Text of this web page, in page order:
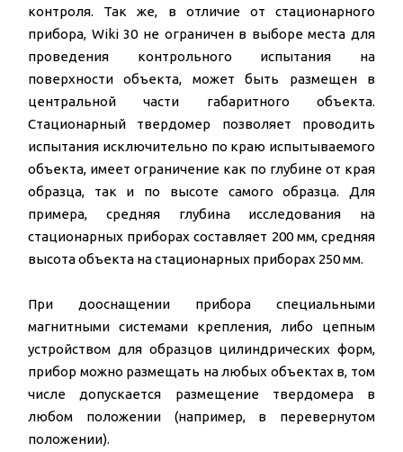
контроля. Так же, в отличие от стационарного
прибора, Wiki 30 не ограничен в выборе места для
проведения контрольного испытания на
поверхности объекта, может быть размещен в
центральной части габаритного объекта.
Стационарный твердомер позволяет проводить
испытания исключительно по краю испытываемого
объекта, имеет ограничение как по глубине от края
образца, так и по высоте самого образца. Для
примера, средняя глубина исследования на
стационарных приборах составляет 200 мм, средняя
высота объекта на стационарных приборах 250 мм.
При дооснащении прибора специальными
магнитными системами крепления, либо цепным
устройством для образцов цилиндрических форм,
прибор можно размещать на любых объектах в, том
числе допускается размещение твердомера в
любом положении (например, в перевернутом
положении).